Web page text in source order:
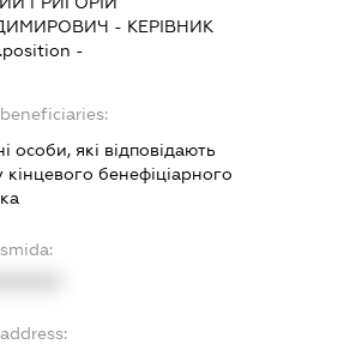
- КЕРІВНИК
-
особи, які відповідають
кінцевого бенефіціарного